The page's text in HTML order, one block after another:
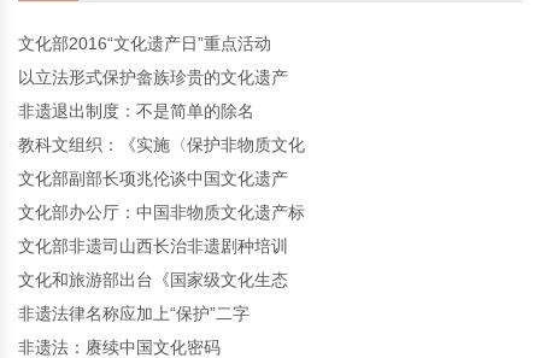
文化部2016“文化遗产日”重点活动
以立法形式保护畲族珍贵的文化遗产
非遗退出制度：不是简单的除名
教科文组织：《实施〈保护非物质文化
文化部副部长项兆伦谈中国文化遗产
文化部办公厅：中国非物质文化遗产标
文化部非遗司山西长治非遗剧种培训
文化和旅游部出台《国家级文化生态
非遗法律名称应加上“保护”二字
非遗法：赓续中国文化密码